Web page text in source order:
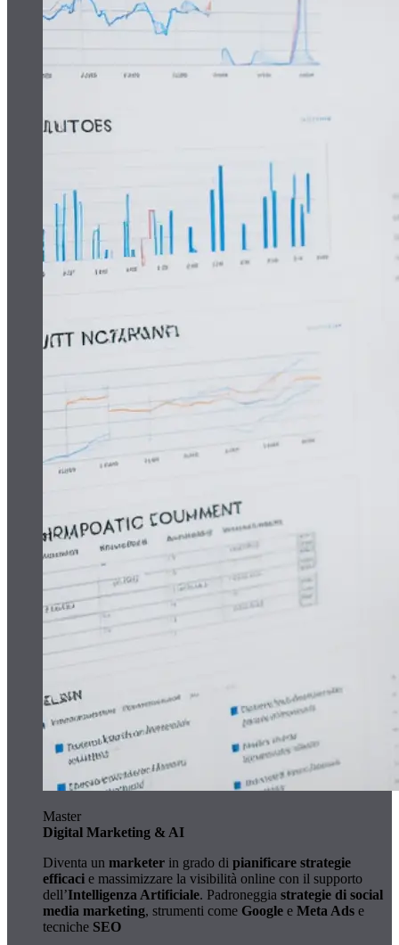
Master
Digital Marketing & AI
Diventa un marketer in grado di pianificare strategie
efficaci e massimizzare la visibilità online con il supporto
dell’Intelligenza Artificiale. Padroneggia strategie di social
media marketing, strumenti come Google e Meta Ads e
tecniche SEO